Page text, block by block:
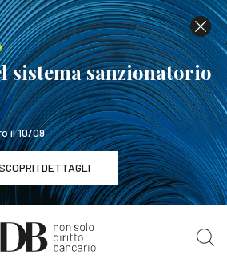
sistema sanzionatorio
il 10/09
I DETTAGLI
/ 1° Ottobre
sanzionatorio del TUF